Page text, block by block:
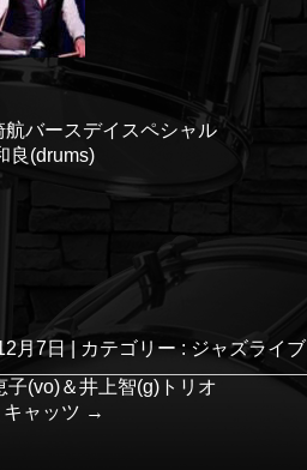
バースデイスペシャル
良(drums)
月7日 | カテゴリー : ジャズライブ
(vo)＆井上智(g)トリオ
ャッツ →